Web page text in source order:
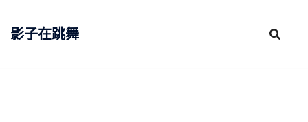
影子在跳舞